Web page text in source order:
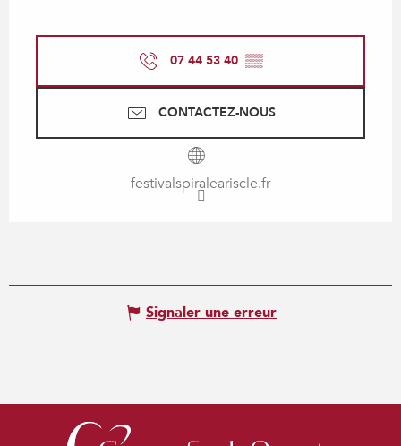
07 44 53 40 ▒▒
CONTACTEZ-NOUS
festivalspiraleariscle.fr
Signaler une erreur